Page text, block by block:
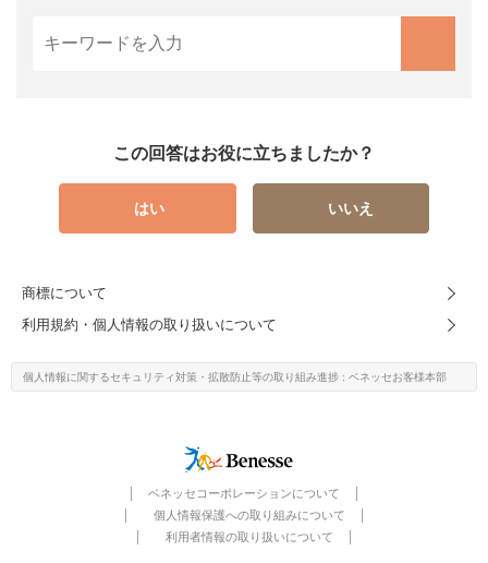
この回答はお役に立ちましたか？
はい いいえ
商標について
利用規約・個人情報の取り扱いについて
個人情報に関するセキュリティ対策・ 拡散防止等の取り組み進捗 : ベネッセお客様本部
ベネッセコーポレーションについて
個人情報保護への取り組みについて
利用者情報の取り扱いについて